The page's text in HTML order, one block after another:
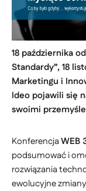
18 października
Standardy”, 18
Marketingu i
Ideo pojawili się
swoimi
KonferencjaWEB
podsumować i
rozwiązania
ewolucyjne